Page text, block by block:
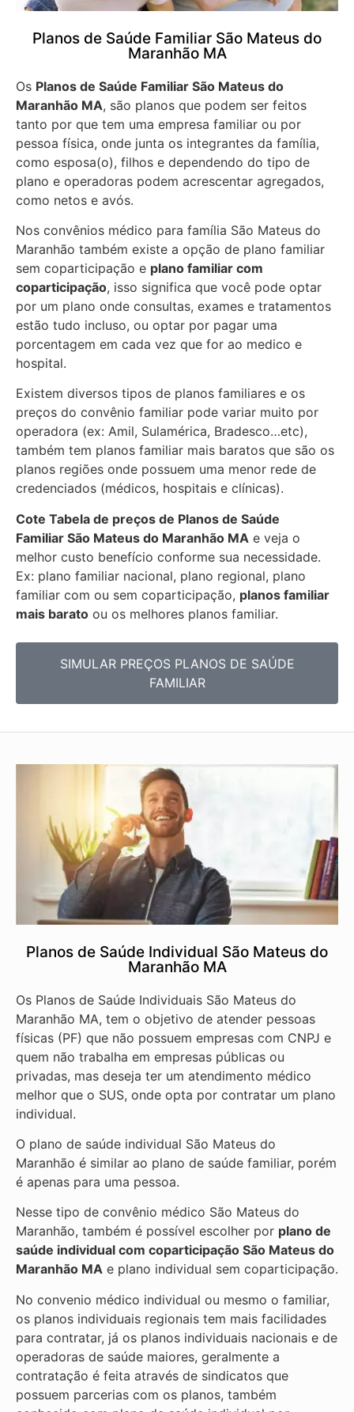
Planos de Saúde Familiar São Mateus do
Maranhão MA
Os Planos de Saúde Familiar São Mateus do
Maranhão MA, são planos que podem ser feitos
tanto por que tem uma empresa familiar ou por
pessoa física, onde junta os integrantes da família,
como esposa(o), filhos e dependendo do tipo de
plano e operadoras podem acrescentar agregados,
como netos e avós.
Nos convênios médico para família São Mateus do
Maranhão também existe a opção de plano familiar
sem coparticipação e plano familiar com
coparticipação, isso significa que você pode optar
por um plano onde consultas, exames e tratamentos
estão tudo incluso, ou optar por pagar uma
porcentagem em cada vez que for ao medico e
hospital.
Existem diversos tipos de planos familiares e os
preços do convênio familiar pode variar muito por
operadora (ex: Amil, Sulamérica, Bradesco…etc),
também tem planos familiar mais baratos que são os
planos regiões onde possuem uma menor rede de
credenciados (médicos, hospitais e clínicas).
Cote Tabela de preços de Planos de Saúde
Familiar São Mateus do Maranhão MA e veja o
melhor custo benefício conforme sua necessidade.
Ex: plano familiar nacional, plano regional, plano
familiar com ou sem coparticipação, planos familiar
mais barato ou os melhores planos familiar.
SIMULAR PREÇOS PLANOS DE SAÚDE
FAMILIAR
Planos de Saúde Individual São Mateus do
Maranhão MA
Os Planos de Saúde Individuais São Mateus do
Maranhão MA, tem o objetivo de atender pessoas
físicas (PF) que não possuem empresas com CNPJ e
quem não trabalha em empresas públicas ou
privadas, mas deseja ter um atendimento médico
melhor que o SUS, onde opta por contratar um plano
individual.
O plano de saúde individual São Mateus do
Maranhão é similar ao plano de saúde familiar, porém
é apenas para uma pessoa.
Nesse tipo de convênio médico São Mateus do
Maranhão, também é possível escolher por plano de
saúde individual com coparticipação São Mateus do
Maranhão MA e plano individual sem coparticipação.
No convenio médico individual ou mesmo o familiar,
os planos individuais regionais tem mais facilidades
para contratar, já os planos individuais nacionais e de
operadoras de saúde maiores, geralmente a
contratação é feita através de sindicatos que
possuem parcerias com os planos, também